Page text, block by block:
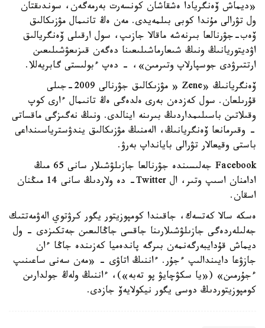
«ديماش ۆەنگريادا ەشقاشان كونسەرت بەرمەگەن، سوندىقتان
ول تۋرالى مۇندا كوبى بىلمەيدى. مەن ەڭ تانىمال مۋزىكالىق
ۆەب-جۋرنالعا بىرنەشە ماقالا جازىپ، سول ارقىلى ۆەنگريالىق
اۋديتوريانىڭ ونىڭ شىعارماشىلىعىنا دەگەن قىزىعۋشىلىعىن
ارتتىرۋدى جوسپارلاپ وتىرمىن»، - دەپ ءبولىستى گابريەللا.
ۆەنگريانىڭ «Zene « مۋزىكالىق جۋرنالى 2009-جىلى
قۇرىلعان. سول كەزدەن بەرى ەلدەگى ەڭ تانىمال ءارى كوپ
وقىلاتىن باسىلىمداردىڭ بىرىنە اينالدى. ونىڭ نەگىزگى ماقساتى
- وقىرمانعا ۆەنگريانىڭ، الەمنىڭ مۋزىكالىق يندۋسترياسىنداعى
باستى وقيعالار تۋرالى بايانداپ بەرۋ.
Facebook جەلىسىندە جۋرنالعا جازىلۋشىلار سانى 65 مىڭ
ادامنان اسىپ وتىر، ال Twitter- دە ولاردىڭ سانى 14 مىڭنان
اسقان.
ەسكە سالا كەتسەك، جاقىندا كومپوزيتور يگور كرۋتوي الەۋمەتتىك
جەلىلەردەگى جازىلۋشىلارىنا جاقسى جاڭالىعىن جەتكىزدى - ول
ديماش قۇدايبەرگەنمەن بىرگە پاندەميا كەزىندە جاڭا ءان
جازۋعا دايىندالىپ ءجۇر. ءاننىڭ اتاۋى - «مەن سەنى ساعىنىپ
ءجۇرمىن» («يا سكۋچايۋ پو تەبە»)، ءاننىڭ ولەڭ جولدارىن
كومپوزيتوردىڭ دوسى يگور نيكولايەۆ جازدى.